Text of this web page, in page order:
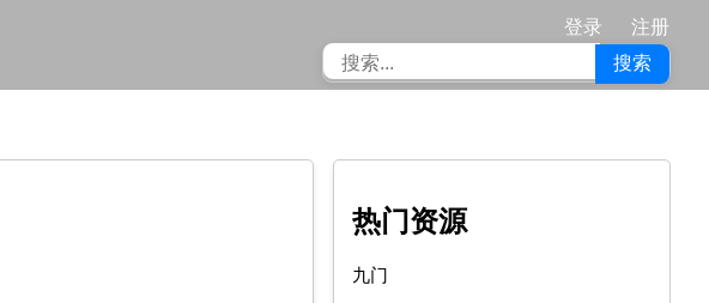
登录 注册
搜索
热门资源
九门